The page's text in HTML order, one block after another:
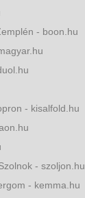
- boon.hu
- kisalfold.hu
- szoljon.hu
- kemma.hu